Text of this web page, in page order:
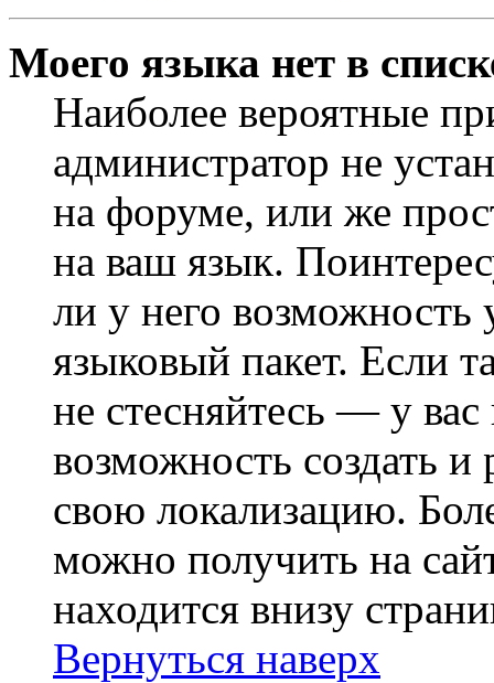
Моего языка нет в
Наиболее вероятные
администратор не
на форуме, или же
на ваш язык.
ли у него
языковый пакет. Если
не стесняйтесь — у вас
возможность создать
свою локализацию.
можно получить на
находится внизу
Вернуться наверх